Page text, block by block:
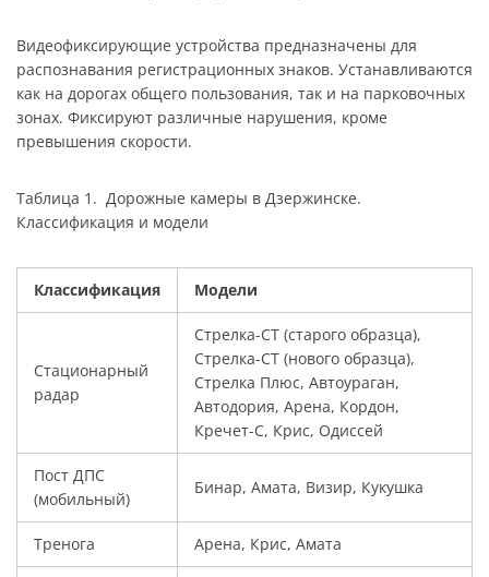
Видеофиксирующие устройства предназначены для
распознавания регистрационных знаков. Устанавливаются
как на дорогах общего пользования, так и на парковочных
зонах. Фиксируют различные нарушения, кроме
превышения скорости.
Таблица 1. Дорожные камеры в Дзержинске.
Классификация и модели
Классификация Модели
Стационарный
радар
Стрелка-СТ (старого образца),
Стрелка-СТ (нового образца),
Стрелка Плюс, Автоураган,
Автодория, Арена, Кордон,
Кречет-С, Крис, Одиссей
Пост ДПС
(мобильный)
Бинар, Амата, Визир, Кукушка
Тренога Арена, Крис, Амата